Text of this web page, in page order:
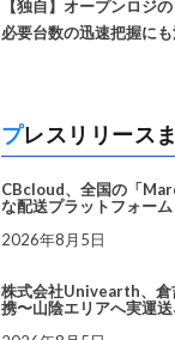
【独自】オープンロジ
必要台数の迅速把握に
プレスリリース
CBcloud、全国の「
な配送プラットフォー
2026年8月5日
株式会社Univearth、倉
携〜山陰エリアへ実運